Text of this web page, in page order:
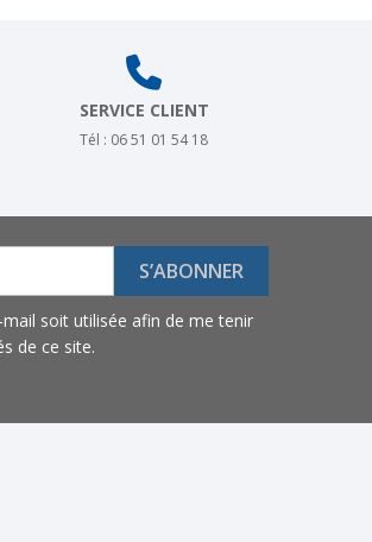
SERVICE CLIENT
Tél : 06 51 01 54 18
soit utilisée afin de me tenir
de ce site.